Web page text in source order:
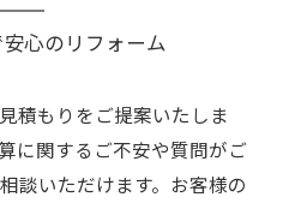
心のリフォーム
積もりをご提案いたしま
に関するご不安や質問がご
談いただけます。お客様の